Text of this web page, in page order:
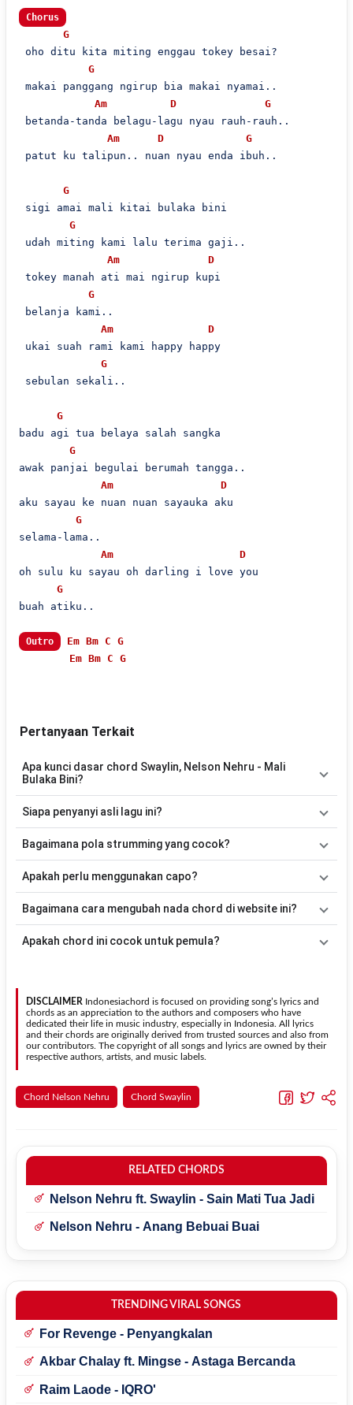
Chorus
G
oho ditu kita miting enggau tokey besai?
G
makai panggang ngirup bia makai nyamai..
Am
D
G
betanda-tanda belagu-lagu nyau rauh-rauh..
Am
D
G
patut ku talipun.. nuan nyau enda ibuh..
G
sigi amai mali kitai bulaka bini
G
udah miting kami lalu terima gaji..
Am
D
tokey manah ati mai ngirup kupi
G
belanja kami..
Am
D
ukai suah rami kami happy happy
G
sebulan sekali..
G
badu agi tua belaya salah sangka
G
awak panjai begulai berumah tangga..
Am
D
aku sayau ke nuan nuan sayauka aku
G
selama-lama..
Am
D
oh sulu ku sayau oh darling i love you
G
buah atiku..
Outro Em Bm C G
Em Bm C G
Pertanyaan Terkait
Apa kunci dasar chord Swaylin, Nelson Nehru - Mali
Bulaka Bini?
Bm, C. Versi chord ini telah disederhanakan sehingga lebih mudah
memainkan lagu ini.
Siapa penyanyi asli lagu ini?
Swaylin, Nelson Nehru. Pada halaman ini tersedia versi chord gitar
Bagaimana pola strumming yang cocok?
acuan, kamu dapat menggunakan pola
laguMali Bulaka Bini.
Apakah perlu menggunakan capo?
kunci dasarG. Jika ingin mengikuti nada asli penyanyi, kamu dapat
kebutuhan.
Bagaimana cara mengubah nada chord di website ini?
Transpose (bawah)untuk menurunkan nada. Seluruh chord akan
Apakah chord ini cocok untuk pemula?
dipelajari oleh pemula tanpa menghilangkan struktur dasar lagu.
DISCLAIMER Indonesiachord is focused on providing song’s lyrics and
chords as an appreciation to the authors and composers who have
dedicated their life in music industry, especially in Indonesia. All lyrics
and their chords are originally derived from trusted sources and also from
our contributors. The copyright of all songs and lyrics are owned by their
respective authors, artists, and music labels.
Chord Nelson Nehru Chord Swaylin
RELATED CHORDS
Nelson Nehru ft. Swaylin - Sain Mati Tua Jadi
Nelson Nehru - Anang Bebuai Buai
TRENDING VIRAL SONGS
For Revenge - Penyangkalan
Akbar Chalay ft. Mingse - Astaga Bercanda
Raim Laode - IQRO'